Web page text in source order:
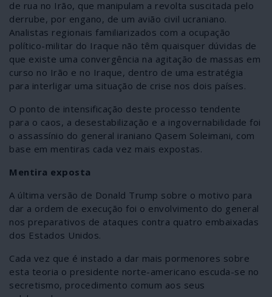
de rua no Irão, que manipulam a revolta suscitada pelo
derrube, por engano, de um avião civil ucraniano.
Analistas regionais familiarizados com a ocupação
político-militar do Iraque não têm quaisquer dúvidas de
que existe uma convergência na agitação de massas em
curso no Irão e no Iraque, dentro de uma estratégia
para interligar uma situação de crise nos dois países.
O ponto de intensificação deste processo tendente
para o caos, a desestabilização e a ingovernabilidade foi
o assassínio do general iraniano Qasem Soleimani, com
base em mentiras cada vez mais expostas.
Mentira exposta
A última versão de Donald Trump sobre o motivo para
dar a ordem de execução foi o envolvimento do general
nos preparativos de ataques contra quatro embaixadas
dos Estados Unidos.
Cada vez que é instado a dar mais pormenores sobre
esta teoria o presidente norte-americano escuda-se no
secretismo, procedimento comum aos seus